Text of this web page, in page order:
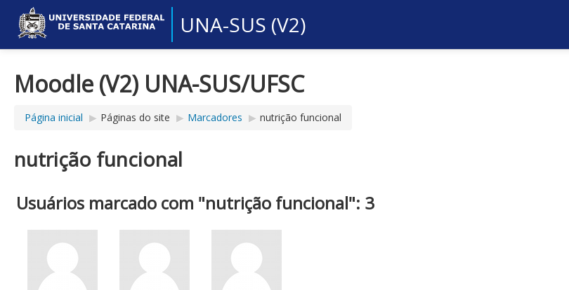
UNA-SUS (V2)
Moodle (V2) UNA-SUS/UFSC
Página inicial ▶︎ Páginas do site ▶︎ Marcadores ▶︎ nutrição funcional
nutrição funcional
Usuários marcado com "nutrição funcional": 3